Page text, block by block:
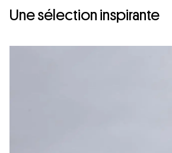
Une sélection inspirante